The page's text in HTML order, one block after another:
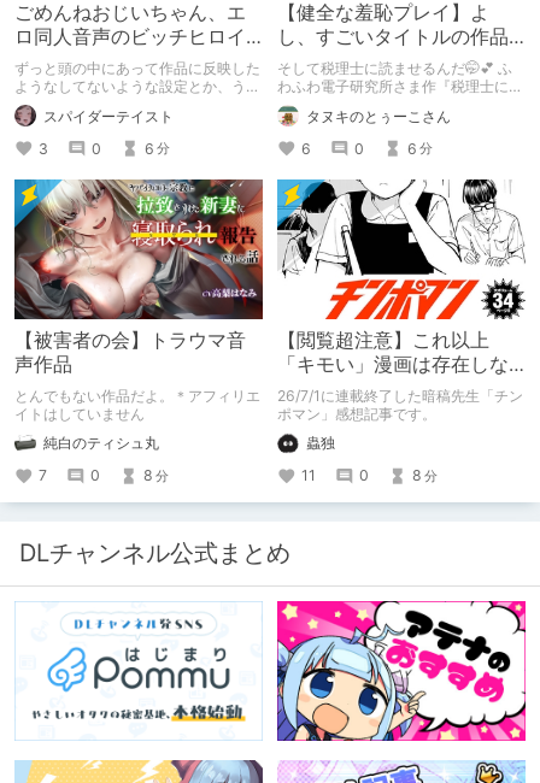
ごめんねおじいちゃん、エ
ロ同人音声のビッチヒロイ
ンに名前使って～過去作品
コンセプトを思い出そう～
ずっと頭の中にあって作品に反映した
ようなしてないような設定とか、うち
のヒロイン達の名づけの法則とかを頭
の中の映●研の金●さんに「そこにあ
っちゃいけねえんだよ」といわれたの
でとりあえず垂れ流します。
スパイダーテイスト
3
0 6 分
【健全な羞恥プレイ】よ
し、すごいタイトルの作品
をまた買おう。【湧き上が
る不健全な気持ち】
そして税理士に読ませるんだ🤭💕 ふ
わふわ電子研究所さま作『税理士に購
入履歴読まれるボイス』の感想レビュ
ーです！タヌキのとぅーこさん
6
0 6 分
【被害者の会】トラウマ音
声作品
とんでもない作品だよ。＊アフィリエ
イトはしていません
純白のティシュ丸
7
0 8 分
【閲覧超注意】これ以上
「キモい」漫画は存在しな
い？チンポマンとかいう
「魂の殺人」の完成形
26/7/1に連載終了した暗稿先生「チン
ポマン」感想記事です。
蟲独
11
0 8 分
DLチャンネル公式まとめ